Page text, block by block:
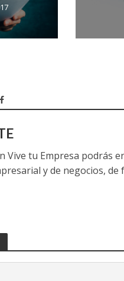
Vive tu Empresa podrás
y de negocios,